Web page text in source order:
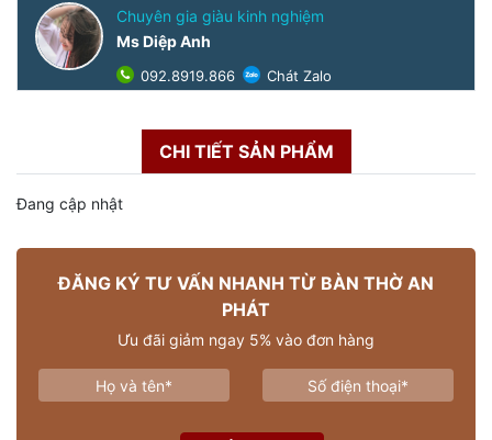
Chuyên gia giàu kinh nghiệm
Ms Diệp Anh
092.8919.866 Chát Zalo
CHI TIẾT SẢN PHẨM
Đang cập nhật
ĐĂNG KÝ TƯ VẤN NHANH TỪ BÀN THỜ AN
PHÁT
Ưu đãi giảm ngay 5% vào đơn hàng